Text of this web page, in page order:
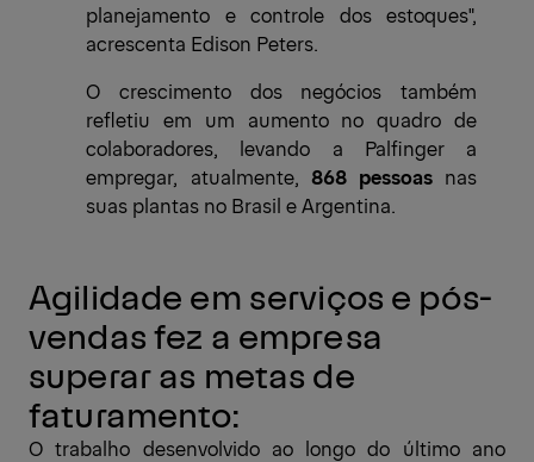
planejamento e controle dos estoques",
acrescenta Edison Peters.
O crescimento dos negócios também
refletiu em um aumento no quadro de
colaboradores, levando a Palfinger a
empregar, atualmente, 868 pessoasnas
suas plantas no Brasil e Argentina.
Agilidade em serviços e pós-
vendas fez a empresa
superar as metas de
faturamento:
O trabalho desenvolvido ao longo do último ano